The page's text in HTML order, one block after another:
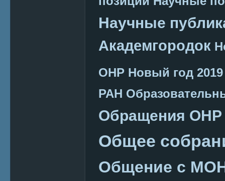
Научные
Академгородок
ОНР Новый год 2019
РАН
Обращения ОНР
Общее
Общение с